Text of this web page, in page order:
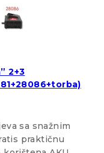
2+3
sa snažnim
praktičnu